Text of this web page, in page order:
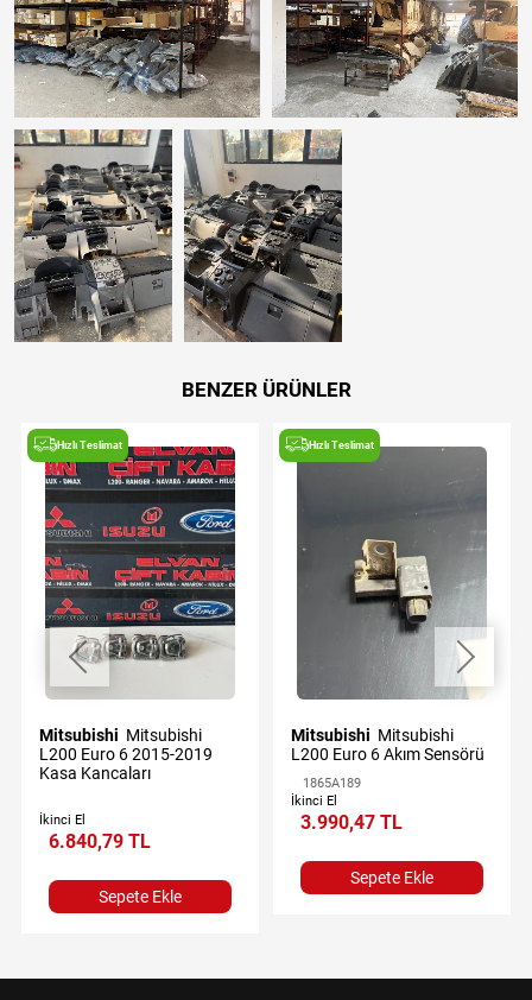
BENZER ÜRÜNLER
Hızlı Teslimat
Mitsubishi
L200 Euro 6 2015-2019
Kasa Kancaları
İkinci El
6.840,79 TL
Sepete Ekle
Hızlı Teslimat
Mitsubishi
L200 Euro 6 Akım Sensörü
1865A189
İkinci El
3.990,47 TL
Sepete Ekle